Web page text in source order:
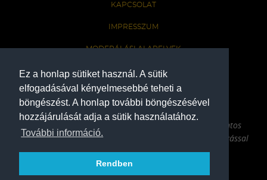
Ez a honlap sütiket használ. A sütik
elfogadásával kényelmesebbé teheti a
böngészést. A honlap további böngészésével
hozzájárulását adja a sütik használatához.
További információ.
Rendben
KAPCSOLAT
IMPRESSZUM
MODERÁLÁSI ALAPELVEK
HONLAP ADATKEZELÉSI TÁJÉKOZTATÓ
A Ferencvárosi Torna Club hivatalos honlapja
Az oldalon található írott és képi anyagok csak a forrás pontos
megjelölésével, internetes felhasználás esetén aktív hivatkozással
használhatóak fel.